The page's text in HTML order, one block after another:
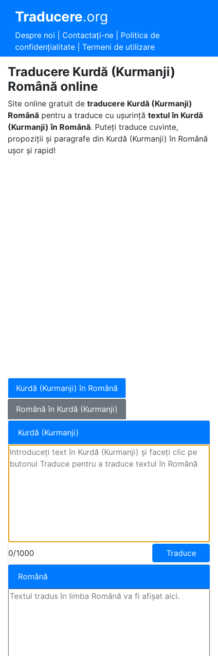
Traducere.org
Despre noi Contactaţi-ne| Politica de
confidențialitate| Termeni de utilizare
Traducere Kurdă (Kurmanji)
Română online
Site online gratuit de traducere Kurdă (Kurmanji)
Românăpentru a traduce cu ușurință textul în Kurdă
(Kurmanji) în Română. Puteți traduce cuvinte,
propoziții și paragrafe din Kurdă (Kurmanji) în Română
ușor și rapid!
Kurdă (Kurmanji) în Română
Română în Kurdă (Kurmanji)
Kurdă (Kurmanji)
0/1000 Traduce
Română